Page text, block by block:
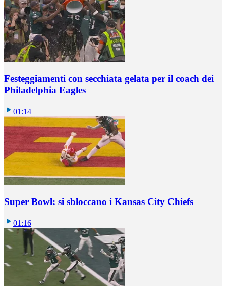
Festeggiamenti con secchiata gelata per il coach dei
Philadelphia Eagles
01:14
Super Bowl: si sbloccano i Kansas City Chiefs
01:16